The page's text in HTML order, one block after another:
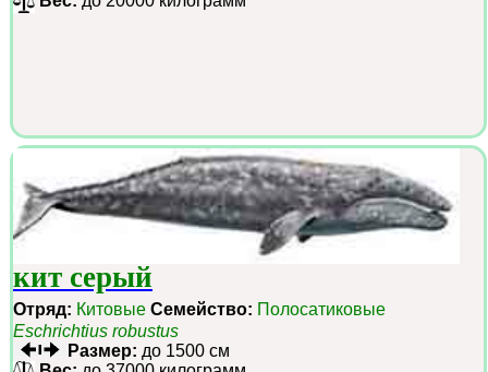
кит серый
Отряд: Китовые Семейство: Полосатиковые
Eschrichtius robustus
Размер: до 1500 см